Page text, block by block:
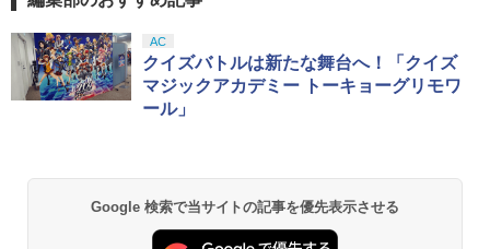
1
￥55,000
プロダクトコード 封入
￥7,286
1
￥8,300
ンラインコード]
￥5,000
1
(オリジナル特典:オリジナル巾着＋メー
カー特典:【坤と離】二振りの剣、十翼よ
り来たる！スタジオ描き下ろしイラスト
ボード付) [Blu-ray]
劇場版「鬼滅の刃」無限城編 第一章 猗
AC
クイズバトルは新たな舞台へ！「クイズ
マジックアカデミー トーキョーグリモワ
ール」
Google 検索で当サイトの記事を優先表示させる